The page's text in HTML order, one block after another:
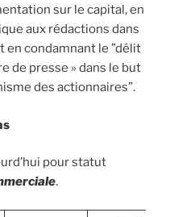
sur le capital, en
aux rédactions dans
en condamnant le ”délit
de presse » dans le but
des actionnaires”.
pour statut
.